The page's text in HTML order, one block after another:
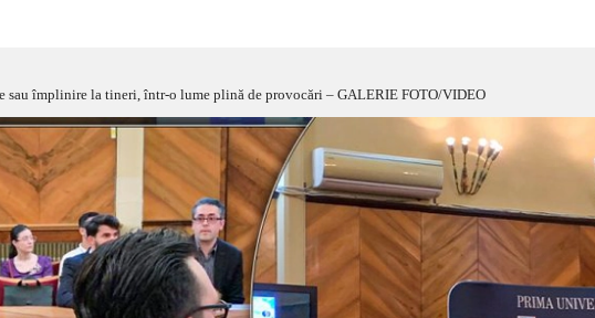
sau împlinire la tineri, într-o lume plină de provocări – GALERIE FOTO/VIDEO